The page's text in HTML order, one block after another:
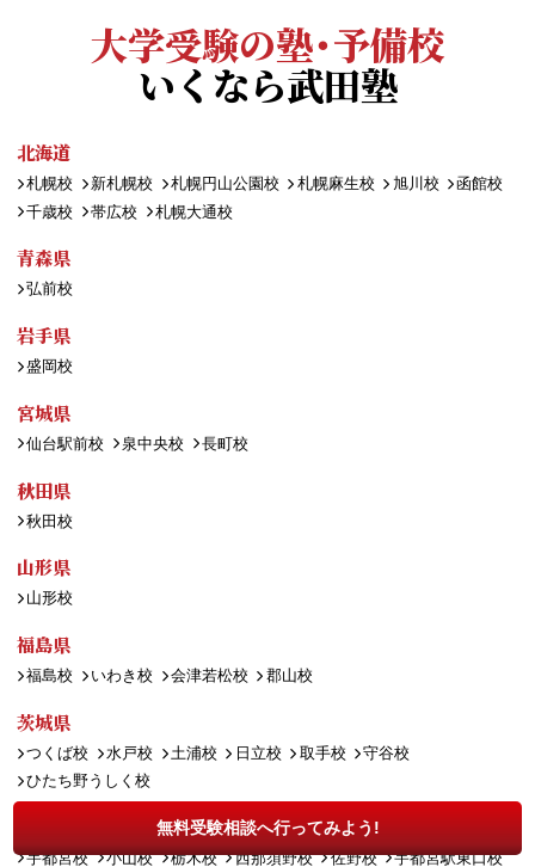
無料受験相談へ行ってみよう!
大学受験の塾・予備校
いくなら武田塾
北海道
札幌校 新札幌校 札幌円山公園校 札幌麻生校 旭川校
函館校
千歳校
帯広校 札幌大通校
青森県
弘前校
岩手県
盛岡校
宮城県
仙台駅前校 泉中央校 長町校
秋田県
秋田校
山形県
山形校
福島県
福島校 いわき校 会津若松校 郡山校
茨城県
つくば校 水戸校 土浦校 日立校 取手校
守谷校
ひたち野うしく校
宇都宮校 小山校 栃木校 西那須野校 佐野校 宇都宮駅東口校